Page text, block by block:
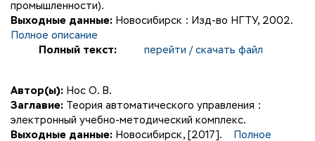
промышленности).
Выходные данные: Новосибирск : Изд-во НГТУ, 2002.
Полное описание
Полный текст:
перейти / скачать файл
Автор(ы): Нос О. В.
Заглавие: Теория автоматического управления :
электронный учебно-методический комплекс.
Выходные данные: Новосибирск, [2017].
Полное